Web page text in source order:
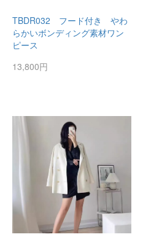
TBDR032 フード付き やわ
らかいボンディング素材ワン
ピース
13,800円